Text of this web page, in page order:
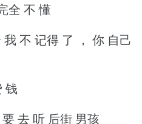
全 不 懂
不 记得 了 ， 你 自己
钱
去 听 后街 男孩